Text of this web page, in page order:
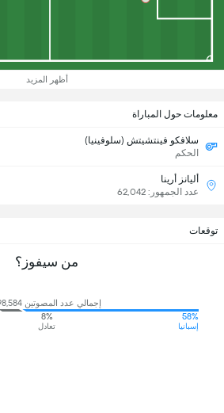
أظهر المزيد
معلومات حول المباراة
سلافكو فينتشيتش (سلوفينيا)
الحكم
أليانز أرينا
عدد الجمهور: 62,042
توقعات
من سيفوز؟
إجمالي عدد المصوتين 298,584
58%
إسبانيا
8%
تعادل